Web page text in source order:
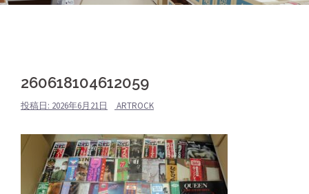
260618104612059
投稿日: 2026年6月21日 ARTROCK